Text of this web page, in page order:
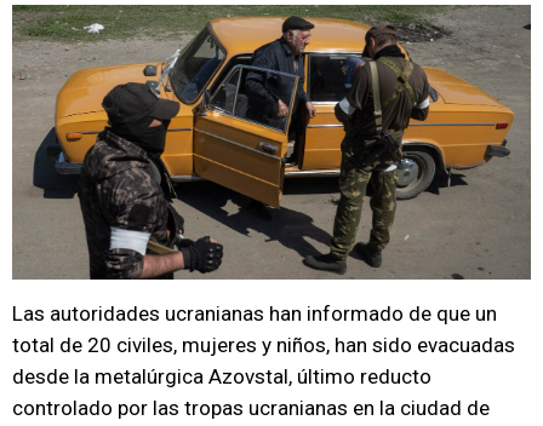
Las autoridades ucranianas han informado de que un
total de 20 civiles, mujeres y niños, han sido evacuadas
desde la metalúrgica Azovstal, último reducto
controlado por las tropas ucranianas en la ciudad de